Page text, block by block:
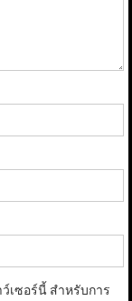
เซอร์นี้ สำหรับการ